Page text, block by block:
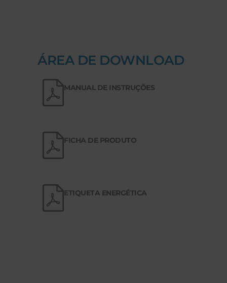
ÁREA DE DOWNLOAD
MANUAL DE INSTRUÇÕES
FICHA DE PRODUTO
ETIQUETA ENERGÉTICA